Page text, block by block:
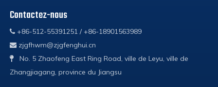
Contactez-nous
 +86-512-55391251 / +86-18901563989
 zjgfhwm@zjgfenghui.cn

No. 5 Zhaofeng East Ring Road, ville de Leyu, ville de
Zhangjiagang, province du Jiangsu